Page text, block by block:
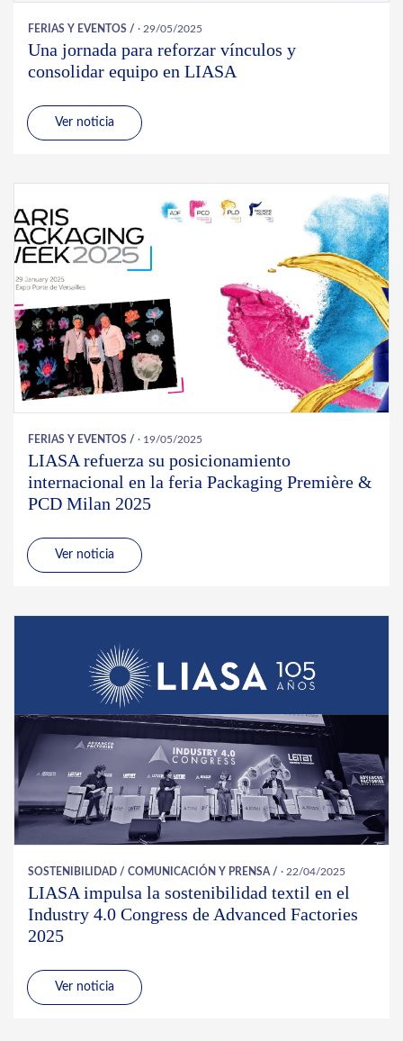
FERIAS Y EVENTOS / · 29/05/2025
Una jornada para reforzar vínculos y
consolidar equipo en LIASA
Ver noticia
FERIAS Y EVENTOS / · 19/05/2025
LIASA refuerza su posicionamiento
internacional en la feria Packaging Première &
PCD Milan 2025
Ver noticia
SOSTENIBILIDAD / COMUNICACIÓN Y PRENSA / · 22/04/2025
LIASA impulsa la sostenibilidad textil en el
Industry 4.0 Congress de Advanced Factories
2025
Ver noticia